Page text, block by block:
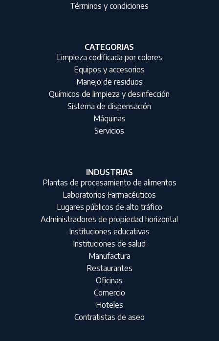
Términos y condiciones
CATEGORIAS
Limpieza codificada por colores
Equipos y accesorios
Manejo de residuos
Químicos de limpieza y desinfección
Sistema de dispensación
Máquinas
Servicios
INDUSTRIAS
Plantas de procesamiento de alimentos
Laboratorios Farmacéuticos
Lugares públicos de alto tráfico
Administradores de propiedad horizontal
Instituciones educativas
Instituciones de salud
Manufactura
Restaurantes
Oficinas
Comercio
Hoteles
Contratistas de aseo